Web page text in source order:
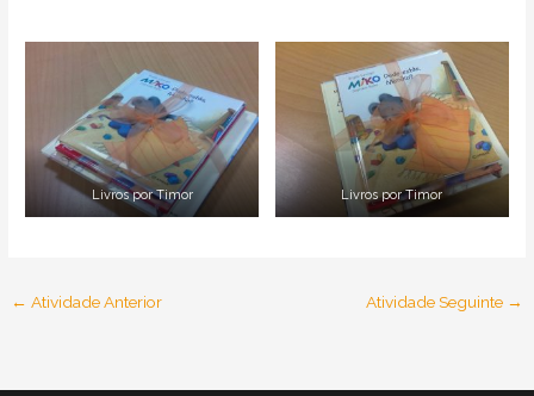
Livros por Timor Livros por Timor
← Atividade Anterior Atividade Seguinte →